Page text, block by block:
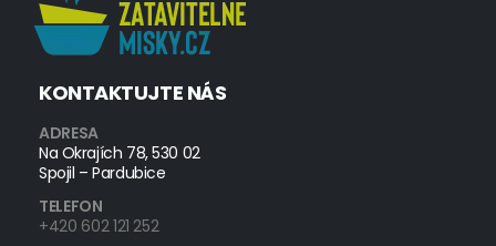
KONTAKTUJTE NÁS
ADRESA
Na Okrajích 78, 530 02
Spojil – Pardubice
TELEFON
+420 602 121 252